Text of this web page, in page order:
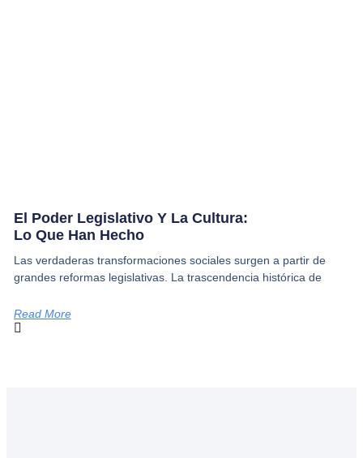
El Poder Legislativo Y La Cultura:
Lo Que Han Hecho
Las verdaderas transformaciones sociales surgen a partir de
grandes reformas legislativas. La trascendencia histórica de
Read More